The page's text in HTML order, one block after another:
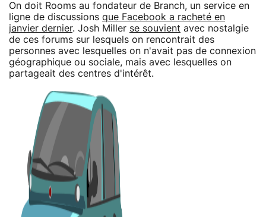
On doit Rooms au fondateur de Branch, un service en
ligne de discussions que Facebook a racheté en
janvier dernier. Josh Miller se souvient avec nostalgie
de ces forums sur lesquels on rencontrait des
personnes avec lesquelles on n'avait pas de connexion
géographique ou sociale, mais avec lesquelles on
partageait des centres d'intérêt.